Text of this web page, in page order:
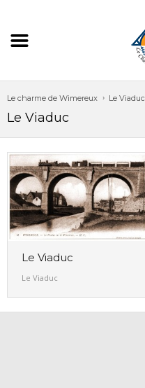
Le charme de Wimereux Le Viaduc
Le Viaduc
Le Viaduc
Le Viaduc